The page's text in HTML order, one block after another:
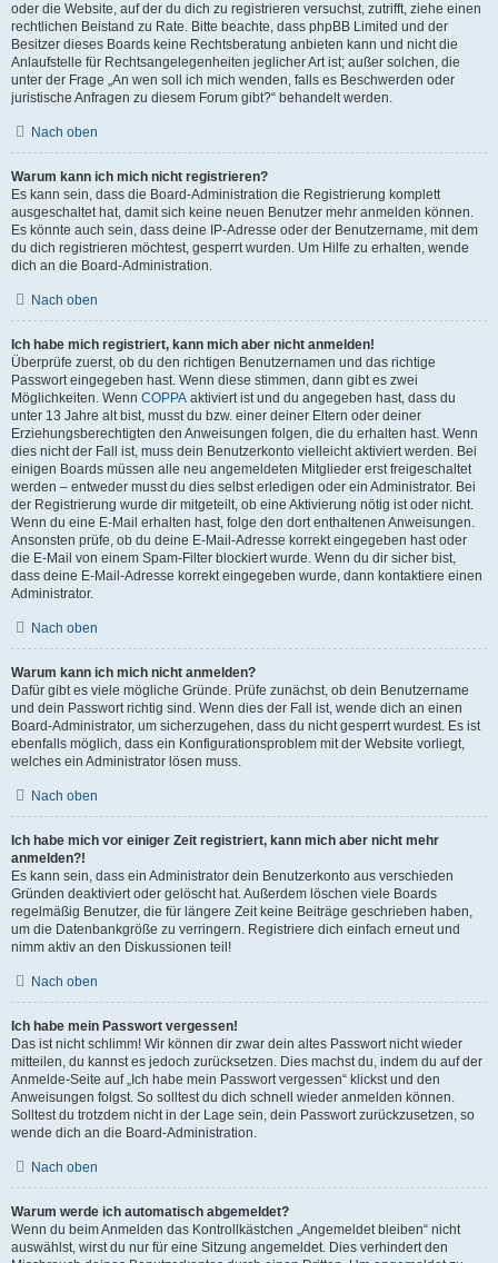
oder die Website, auf der du dich zu registrieren versuchst, zutrifft, ziehe einen
rechtlichen Beistand zu Rate. Bitte beachte, dass phpBB Limited und der
Besitzer dieses Boards keine Rechtsberatung anbieten kann und nicht die
Anlaufstelle für Rechtsangelegenheiten jeglicher Art ist; außer solchen, die
unter der Frage „An wen soll ich mich wenden, falls es Beschwerden oder
juristische Anfragen zu diesem Forum gibt?“ behandelt werden.
Nach oben
Warum kann ich mich nicht registrieren?
Es kann sein, dass die Board-Administration die Registrierung komplett
ausgeschaltet hat, damit sich keine neuen Benutzer mehr anmelden können.
Es könnte auch sein, dass deine IP-Adresse oder der Benutzername, mit dem
du dich registrieren möchtest, gesperrt wurden. Um Hilfe zu erhalten, wende
dich an die Board-Administration.
Nach oben
Ich habe mich registriert, kann mich aber nicht anmelden!
Überprüfe zuerst, ob du den richtigen Benutzernamen und das richtige
Passwort eingegeben hast. Wenn diese stimmen, dann gibt es zwei
Möglichkeiten. Wenn COPPA aktiviert ist und du angegeben hast, dass du
unter 13 Jahre alt bist, musst du bzw. einer deiner Eltern oder deiner
Erziehungsberechtigten den Anweisungen folgen, die du erhalten hast. Wenn
dies nicht der Fall ist, muss dein Benutzerkonto vielleicht aktiviert werden. Bei
einigen Boards müssen alle neu angemeldeten Mitglieder erst freigeschaltet
werden – entweder musst du dies selbst erledigen oder ein Administrator. Bei
der Registrierung wurde dir mitgeteilt, ob eine Aktivierung nötig ist oder nicht.
Wenn du eine E-Mail erhalten hast, folge den dort enthaltenen Anweisungen.
Ansonsten prüfe, ob du deine E-Mail-Adresse korrekt eingegeben hast oder
die E-Mail von einem Spam-Filter blockiert wurde. Wenn du dir sicher bist,
dass deine E-Mail-Adresse korrekt eingegeben wurde, dann kontaktiere einen
Administrator.
Nach oben
Warum kann ich mich nicht anmelden?
Dafür gibt es viele mögliche Gründe. Prüfe zunächst, ob dein Benutzername
und dein Passwort richtig sind. Wenn dies der Fall ist, wende dich an einen
Board-Administrator, um sicherzugehen, dass du nicht gesperrt wurdest. Es ist
ebenfalls möglich, dass ein Konfigurationsproblem mit der Website vorliegt,
welches ein Administrator lösen muss.
Nach oben
Ich habe mich vor einiger Zeit registriert, kann mich aber nicht mehr
anmelden?!
Es kann sein, dass ein Administrator dein Benutzerkonto aus verschieden
Gründen deaktiviert oder gelöscht hat. Außerdem löschen viele Boards
regelmäßig Benutzer, die für längere Zeit keine Beiträge geschrieben haben,
um die Datenbankgröße zu verringern. Registriere dich einfach erneut und
nimm aktiv an den Diskussionen teil!
Nach oben
Ich habe mein Passwort vergessen!
Das ist nicht schlimm! Wir können dir zwar dein altes Passwort nicht wieder
mitteilen, du kannst es jedoch zurücksetzen. Dies machst du, indem du auf der
Anmelde-Seite auf „Ich habe mein Passwort vergessen“ klickst und den
Anweisungen folgst. So solltest du dich schnell wieder anmelden können.
Solltest du trotzdem nicht in der Lage sein, dein Passwort zurückzusetzen, so
wende dich an die Board-Administration.
Nach oben
Warum werde ich automatisch abgemeldet?
Wenn du beim Anmelden das Kontrollkästchen „Angemeldet bleiben“ nicht
auswählst, wirst du nur für eine Sitzung angemeldet. Dies verhindert den